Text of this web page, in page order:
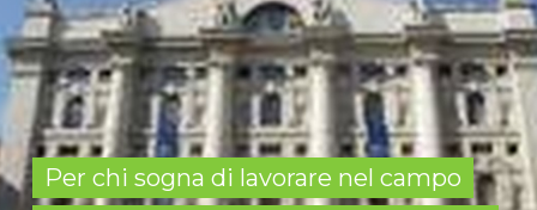
Per chi sogna di lavorare nel campo